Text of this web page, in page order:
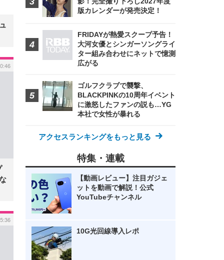
版カレンダーが発売決定！
FRIDAYが熱愛スクープ予告！
大河女優とシンガーソングライ
ター組み合わせにネットで憶測
広がる
ゴルフクラブで襲撃、
BLACKPINKの10周年イベント
に激怒したファンの説も…YG
本社で女性が暴れる
アクセスランキングをもっと見る
特集・連載
【動画レビュー】注目ガジェ
ットを動画で解説！公式
YouTubeチャンネル
10G光回線導入レポ